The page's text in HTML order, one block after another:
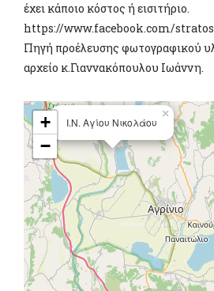
έχει κάποιο κόστος ή εισιτήριο.
https://www.facebook.com/
Πηγή προέλευσης φωτογραφικού
αρχείο κ.Γιαννακόπουλου Ιωάννη.
Ι.Ν. Αγίου Νικολάου
×
+
−